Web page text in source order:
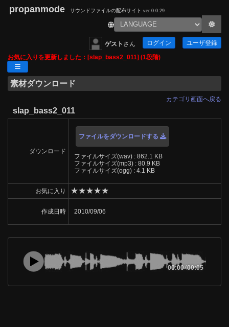
propanmode サウンドファイルの配布サイト ver 0.0.29
ゲスト さん ログイン ユーザ登録
お気に入りを更新しました：[slap_bass2_011] (1段階)
素材ダウンロード
カテゴリ画面へ戻る
slap_bass2_011
ダウンロード
ファイルをダウンロードする
ファイルサイズ(wav) : 862.1 KB
ファイルサイズ(mp3) : 80.9 KB
ファイルサイズ(ogg) : 4.1 KB
お気に入り ★★★★★
作成日時 2010/09/06
00:00/00:05